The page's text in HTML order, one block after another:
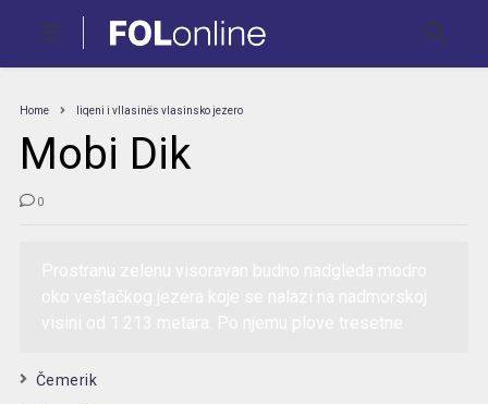
Home liqeni i vllasinës vlasinsko jezero
Mobi Dik
0
Čemerik